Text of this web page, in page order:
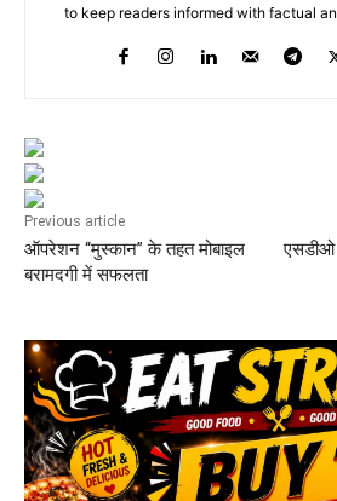
to keep readers informed with factual
Previous article
ऑपरेशन “मुस्कान” के तहत मोबाइल
बरामदगी में सफलता
एसडीओ